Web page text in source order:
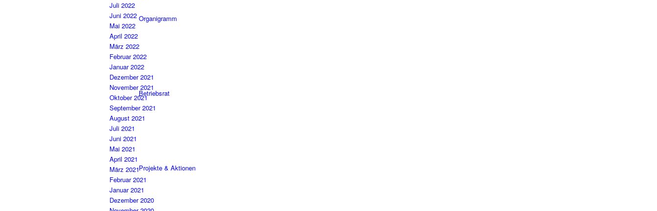
Organigramm
Betriebsrat
Projekte & Aktionen
Juli 2022
Juni 2022
Mai 2022
April 2022
März 2022
Februar 2022
Januar 2022
Dezember 2021
November 2021
Oktober 2021
September 2021
August 2021
Juli 2021
Juni 2021
Mai 2021
April 2021
März 2021
Februar 2021
Januar 2021
Dezember 2020